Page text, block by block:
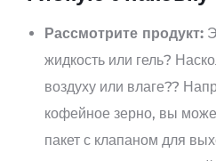
Рассмотрите продукт:
жидкость или гель?
воздуху или влаге??
кофейное зерно, вы
пакет с клапаном для